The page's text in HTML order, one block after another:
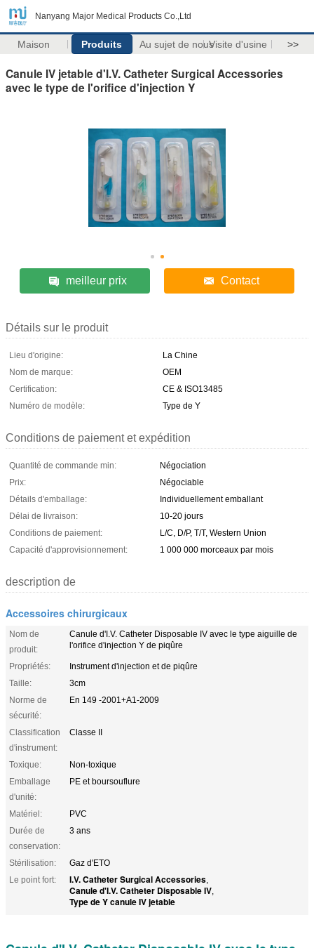
Nanyang Major Medical Products Co.,Ltd
Maison Produits Au sujet de nousVisite d'usine >>
Canule IV jetable d'I.V. Catheter Surgical Accessories
avec le type de l'orifice d'injection Y
meilleur prix Contact
Détails sur le produit
Lieu d'origine:
La Chine
Nom de marque:
OEM
Certification:
CE & ISO13485
Numéro de modèle:
Type de Y
Conditions de paiement et expédition
Quantité de commande min:
Négociation
Prix:
Négociable
Détails d'emballage:
Individuellement emballant
Délai de livraison:
10-20 jours
Conditions de paiement:
L/C, D/P, T/T, Western Union
Capacité d'approvisionnement:
1 000 000 morceaux par mois
description de
Accessoires chirurgicaux
Nom de
produit:
Canule d'I.V. Catheter Disposable IV avec le type aiguille de
l'orifice d'injection Y de piqûre
Propriétés:
Instrument d'injection et de piqûre
Taille:
3cm
Norme de
sécurité:
En 149 -2001+A1-2009
Classification
d'instrument:
Classe II
Toxique:
Non-toxique
Emballage
d'unité:
PE et boursouflure
Matériel:
PVC
Durée de
conservation:
3 ans
Stérilisation:
Gaz d'ETO
Le point fort:
I.V. Catheter Surgical Accessories,
Canule d'I.V. Catheter Disposable IV,
Type de Y canule IV jetable